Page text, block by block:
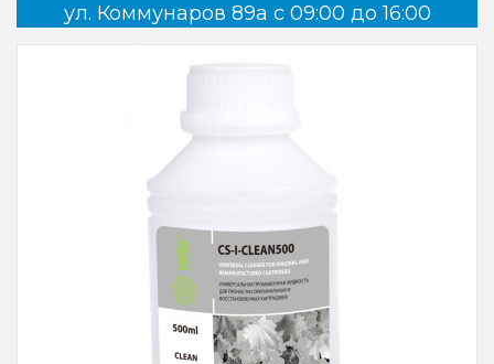
ул. Коммунаров 89а с 09:00 до 16:00